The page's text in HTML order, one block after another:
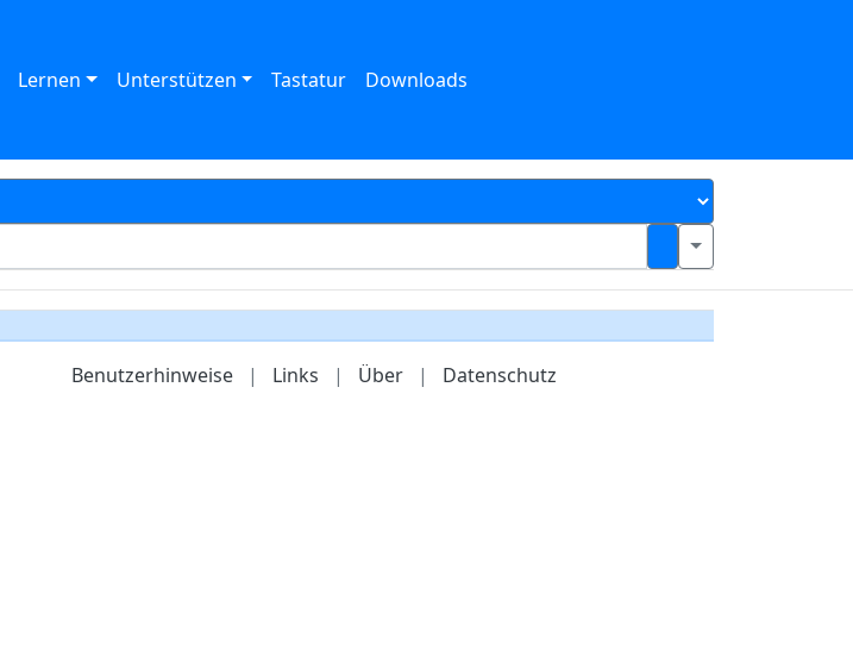
Lernen Unterstützen Tastatur Downloads
Benutzerhinweise | Links | Über | Datenschutz